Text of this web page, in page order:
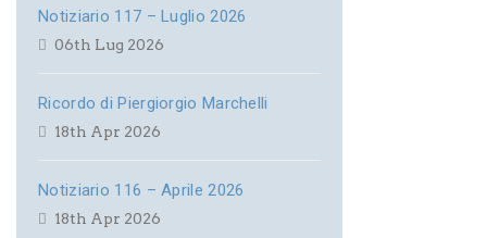
Notiziario 117 – Luglio 2026
06th Lug 2026
Ricordo di Piergiorgio Marchelli
18th Apr 2026
Notiziario 116 – Aprile 2026
18th Apr 2026